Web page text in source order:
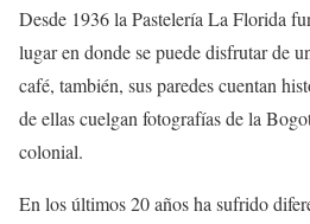
Desde 1936 la Pastelería La Florida
lugar en donde se puede disfrutar de
café, también, sus paredes cuentan
de ellas cuelgan fotografías de la
colonial.
En los últimos 20 años ha sufrido